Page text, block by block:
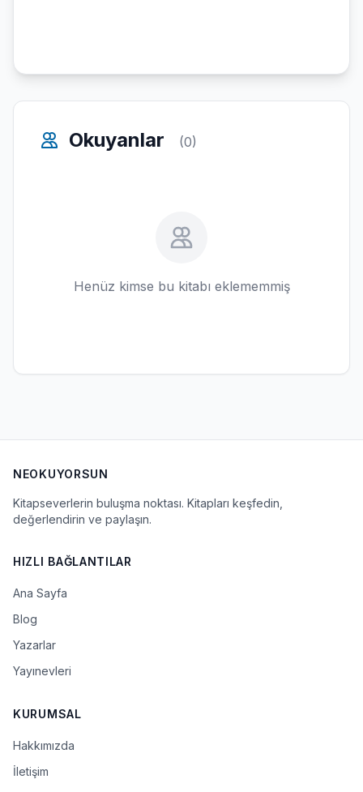
Okuyanlar (0)
Henüz kimse bu kitabı eklememmiş
NEOKUYORSUN
Kitapseverlerin buluşma noktası. Kitapları keşfedin,
değerlendirin ve paylaşın.
HIZLI BAĞLANTILAR
Ana Sayfa
Blog
Yazarlar
Yayınevleri
KURUMSAL
Hakkımızda
İletişim